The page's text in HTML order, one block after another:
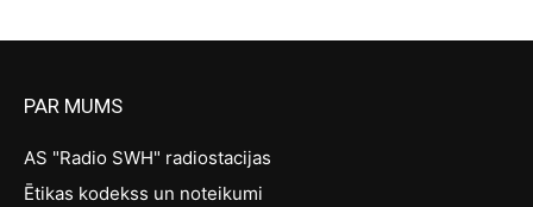
PAR MUMS
AS "Radio SWH" radiostacijas
Ētikas kodekss un noteikumi